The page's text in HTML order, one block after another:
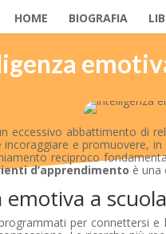
HOME BIOGRAFIA
eccessivo abbattimento di
incoraggiare e promuovere,
reciproco
d’apprendimento è una
emotiva a scuola
per connettersi e